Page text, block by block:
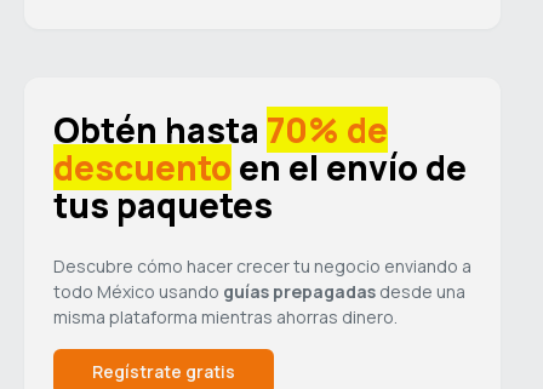
Obtén hasta 70% de
descuento en el envío de
tus paquetes
Descubre cómo hacer crecer tu negocio enviando a
todo México usando guías prepagadas desde una
misma plataforma mientras ahorras dinero.
Regístrate gratis